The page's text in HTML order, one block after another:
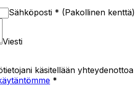
Sähköposti * (Pakollinen kenttä)
Viesti
käsitellään yhteydenottoa
*